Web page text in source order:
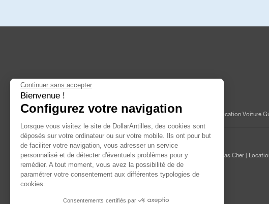
Continuer sans accepter
Bienvenue !
Configurez votre navigation
Lorsque vous visitez le site de DollarAntilles, des cookies sont
déposés sur votre ordinateur ou sur votre mobile. Ils ont pour but
de faciliter votre navigation, vous adresser un service
personnalisé et de détecter d'éventuels problèmes pour y
remédier. A tout moment, vous avez la possibilité de de
paramétrer votre consentement aux différentes typologies de
cookies.
Consentements certifiés par
Location Voiture Martinique Location Voiture
A propos de Dollar
Conditions générales|Contact Location Voiture Guadeloupe Pas Cher
Cher|Location voiture Guyane Pas Cher
©2026 Dollar Antilles Guyane - Tous droits reservés